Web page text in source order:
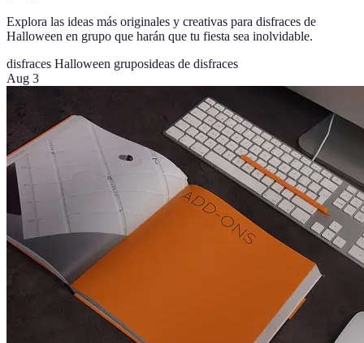
Explora las ideas más originales y creativas para disfraces de
Halloween en grupo que harán que tu fiesta sea inolvidable.
disfraces Halloween gruposideas de disfraces
Aug 3